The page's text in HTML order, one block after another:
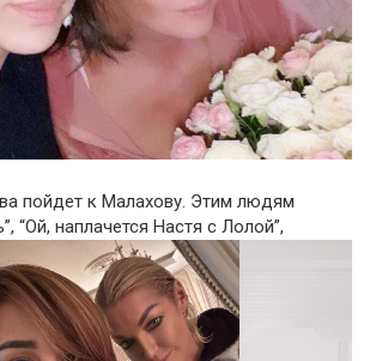
пойдет к Малахову. Этим людям
“Ой, наплачется Настя с Лолой”,